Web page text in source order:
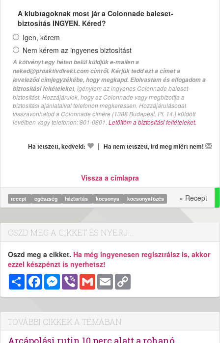
A klubtagoknak most jár a Colonnade baleset-
biztosítás INGYEN. Kéred?
Igen, kérem
Nem kérem az ingyenes biztosítást
A kötvényt egy héten belül küldjük e-mailen a
neked@proaktivdirekt.com címről. Kérjük tedd ezt a címet a
leveleződ címjegyzékébe, hogy megkapd. Elolvastam és elfogadom a
biztosítási feltételeket, igénylem az ingyenes Colonnade baleset-
biztosítást. Hozzájárulok, hogy az Colonnade vagy megbízottja a
biztosítási ajánlataival telefonon megkeressen. Hozzájárulásodat
visszavonhatod a Colonnade címére (1388 Budapest, Pf. 14.) küldött
levélben vagy telefonon: 801-0801. Letöltöm a biztosítási feltételeket.
Ha tetszett, kedveld: | Ha nem tetszett, írd meg miért nem!
Vissza a címlapra
recept egészség háztartás kocsonya kocsonyafőzés » Recept
OSZD MEG A CIKKET ÉS NYERJ...
Oszd meg a cikket. Ha még ingyenesen regisztrálsz is, akkor
ezzel készpénzt is nyerhetsz!
MegosztásFacebookMessenger
Viber Gmail Email
TOVÁBBI CIKKEK A TÉMÁBAN
Arcápolási rutin 10 perc alatt a rohanó